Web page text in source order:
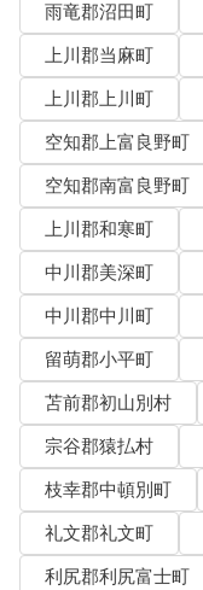
雨竜郡沼田町
上川郡当麻町
上川郡上川町
空知郡上富良野町
空知郡南富良野町
上川郡和寒町
中川郡美深町
中川郡中川町
留萌郡小平町
苫前郡初山別村
宗谷郡猿払村
枝幸郡中頓別町
礼文郡礼文町
利尻郡利尻富士町